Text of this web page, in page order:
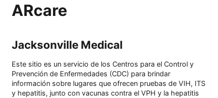
ARcare
Jacksonville Medical
Este sitio es un servicio de los Centros para el Control y
Prevención de Enfermedades (CDC) para brindar
información sobre lugares que ofrecen pruebas de VIH, ITS
y hepatitis, junto con vacunas contra el VPH y la hepatitis